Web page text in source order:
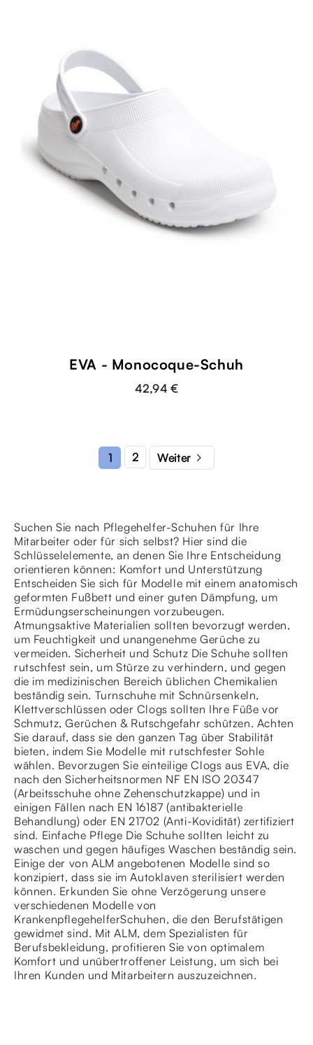
EVA - Monocoque-Schuh
42,94 €
1 2 Weiter 
Suchen Sie nach Pflegehelfer-Schuhen für Ihre
Mitarbeiter oder für sich selbst? Hier sind die
Schlüsselelemente, an denen Sie Ihre Entscheidung
orientieren können: Komfort und Unterstützung
Entscheiden Sie sich für Modelle mit einem anatomisch
geformten Fußbett und einer guten Dämpfung, um
Ermüdungserscheinungen vorzubeugen.
Atmungsaktive Materialien sollten bevorzugt werden,
um Feuchtigkeit und unangenehme Gerüche zu
vermeiden. Sicherheit und Schutz Die Schuhe sollten
rutschfest sein, um Stürze zu verhindern, und gegen
die im medizinischen Bereich üblichen Chemikalien
beständig sein. Turnschuhe mit Schnürsenkeln,
Klettverschlüssen oder Clogs sollten Ihre Füße vor
Schmutz, Gerüchen & Rutschgefahr schützen. Achten
Sie darauf, dass sie den ganzen Tag über Stabilität
bieten, indem Sie Modelle mit rutschfester Sohle
wählen. Bevorzugen Sie einteilige Clogs aus EVA, die
nach den Sicherheitsnormen NF EN ISO 20347
(Arbeitsschuhe ohne Zehenschutzkappe) und in
einigen Fällen nach EN 16187 (antibakterielle
Behandlung) oder EN 21702 (Anti-Kovidität) zertifiziert
sind. Einfache Pflege Die Schuhe sollten leicht zu
waschen und gegen häufiges Waschen beständig sein.
Einige der von ALM angebotenen Modelle sind so
konzipiert, dass sie im Autoklaven sterilisiert werden
können. Erkunden Sie ohne Verzögerung unsere
verschiedenen Modelle von
KrankenpflegehelferSchuhen, die den Berufstätigen
gewidmet sind. Mit ALM, dem Spezialisten für
Berufsbekleidung, profitieren Sie von optimalem
Komfort und unübertroffener Leistung, um sich bei
Ihren Kunden und Mitarbeitern auszuzeichnen.